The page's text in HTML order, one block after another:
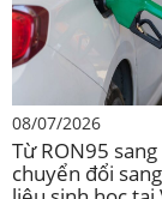
Nguồn: Tổng
Thành phần
sau khi sáp
08/07/2026
Từ RON95 sang
chuyển đổi